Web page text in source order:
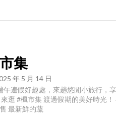
集
年 5 月 14 日
午連假好趣處，來趟悠閒小旅行，
來逛 #楓市集 渡過假期的美好時光！
最新鮮的蔬